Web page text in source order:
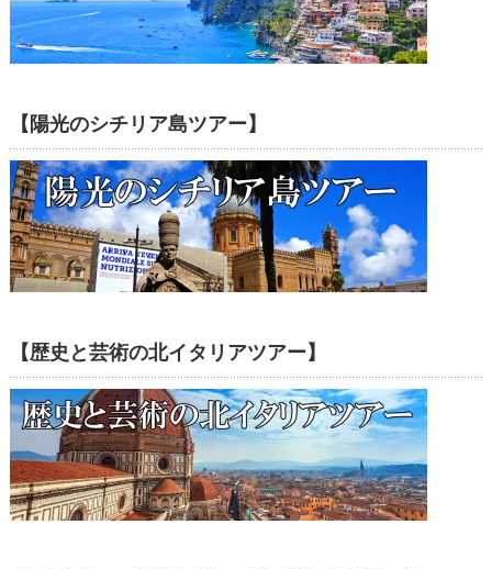
【陽光のシチリア島ツアー】
【歴史と芸術の北イタリアツアー】